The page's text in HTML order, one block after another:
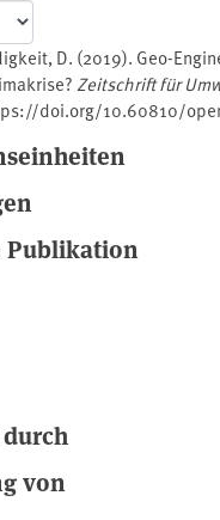
D. (2019). Geo-
Zeitschrift für
doi.org/10.60810/
Publikation
von